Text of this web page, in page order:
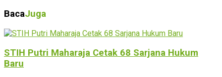
BacaJuga
STIH Putri Maharaja Cetak 68 Sarjana Hukum
Baru